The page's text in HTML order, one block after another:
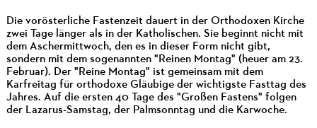
Die vorösterliche Fastenzeit dauert in der Orthodoxen Kirche
zwei Tage länger als in der Katholischen. Sie beginnt nicht mit
dem Aschermittwoch, den es in dieser Form nicht gibt,
sondern mit dem sogenannten "Reinen Montag" (heuer am 23.
Februar). Der "Reine Montag" ist gemeinsam mit dem
Karfreitag für orthodoxe Gläubige der wichtigste Fasttag des
Jahres. Auf die ersten 40 Tage des "Großen Fastens" folgen
der Lazarus-Samstag, der Palmsonntag und die Karwoche.